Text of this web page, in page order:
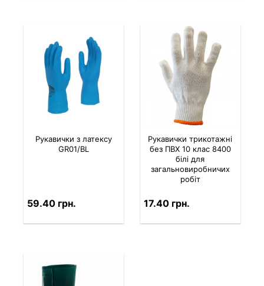
Рукавички з латексу
GR01/BL
59.40 грн.
Рукавички трикотажні
без ПВХ 10 клас 8400
білі для
загальновиробничих
робіт
17.40 грн.